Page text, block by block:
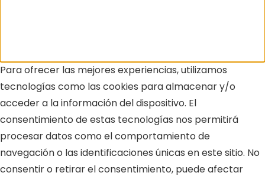
Para ofrecer las mejores experiencias, utilizamos
tecnologías como las cookies para almacenar y/o
acceder a la información del dispositivo. El
consentimiento de estas tecnologías nos permitirá
procesar datos como el comportamiento de
navegación o las identificaciones únicas en este sitio. No
consentir o retirar el consentimiento, puede afectar